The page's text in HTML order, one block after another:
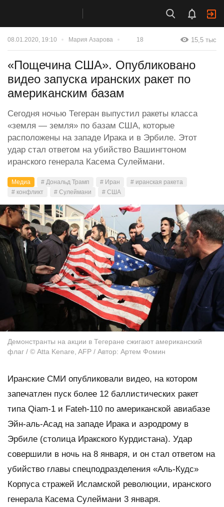
08.01.2020, 19:10 Мария Азарова 18 15,5 тыс
«Пощечина США». Опубликовано
видео запуска иранских ракет по
американским базам
Сегодня ночью Тегеран выпустил ракеты класса
«земля — земля» по базам США, которые
расположены на западе Ирака и в Эрбиле. Этот
удар стал ответом на убийство Вашингтоном
иранского генерала Касема Сулеймани.
Медиа # Дональд Трамп # Иран
# иранская ракета
# конфликт
# Сулеймани # США
Демонстранты на акции в Тегеране сжигают американский
флаг / © Atta Kenare, AFP / Автор: Артем Фомин
Иранские СМИ опубликовали видео, на котором
запечатлен пуск более 12 баллистических ракет
типа Qiam-1 и Fateh-110 по американской авиабазе
Эйн-аль-Асад на западе Ирака и аэродрому в
Эрбиле (столица Иракского Курдистана). Удар
совершили в ночь на 8 января, и он стал ответом на
убийство главы спецподразделения «Аль-Кудс»
Корпуса стражей Исламской революции, иранского
генерала Касема Сулеймани 3 января.